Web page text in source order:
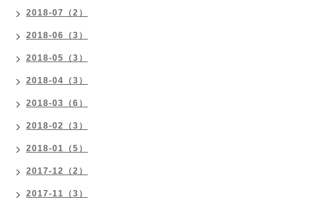
2018-07（2）
2018-06（3）
2018-05（3）
2018-04（3）
2018-03（6）
2018-02（3）
2018-01（5）
2017-12（2）
2017-11（3）